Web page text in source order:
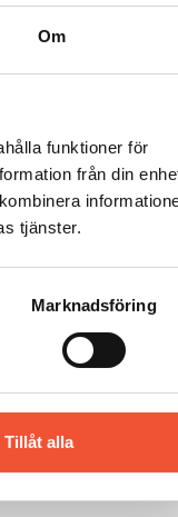
Om
funktioner för
från din
tjänster.
Marknadsföring
Tillåt alla